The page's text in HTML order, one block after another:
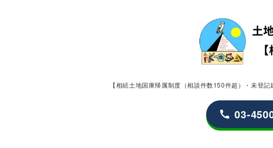
【相続土地国庫帰属制度（相談件数150件超）・未登
03-